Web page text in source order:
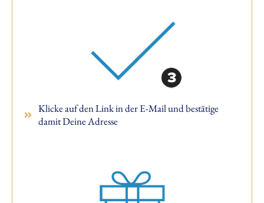
Klicke auf den Link in der E-Mail und bestätige
damit Deine Adresse